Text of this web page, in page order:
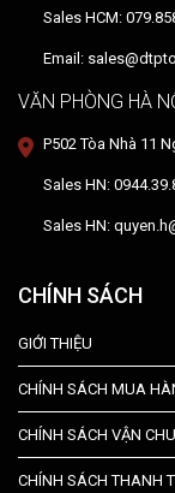
Sales HCM:
Email:
VĂN PHÒNG HÀ
P502 Tòa Nhà 11
Sales HN:
Sales HN:
CHÍNH SÁCH
GIỚI THIỆU
CHÍNH SÁCH MUA
CHÍNH SÁCH VẬN
CHÍNH SÁCH THANH